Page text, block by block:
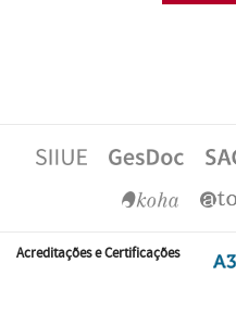
Acreditações e Certificações